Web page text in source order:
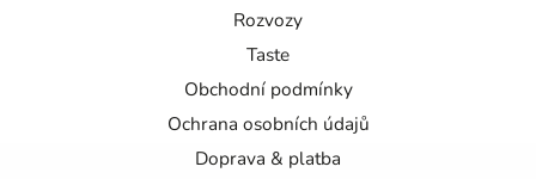
Rozvozy
Taste
Obchodní podmínky
Ochrana osobních údajů
Doprava & platba